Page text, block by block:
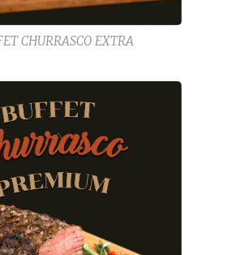
CHURRASCO EXTRA